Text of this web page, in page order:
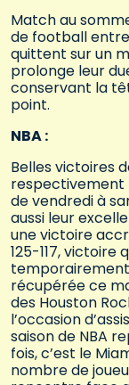
Match au
de football entre
quittent sur un
prolonge leur
conservant la
point.
NBA :
Belles victoires
respectivement
de vendredi à
aussi leur
une victoire
125-117,
récupérée ce
des Houston
l’occasion
saison de NBA
fois, c’est le
nombre de